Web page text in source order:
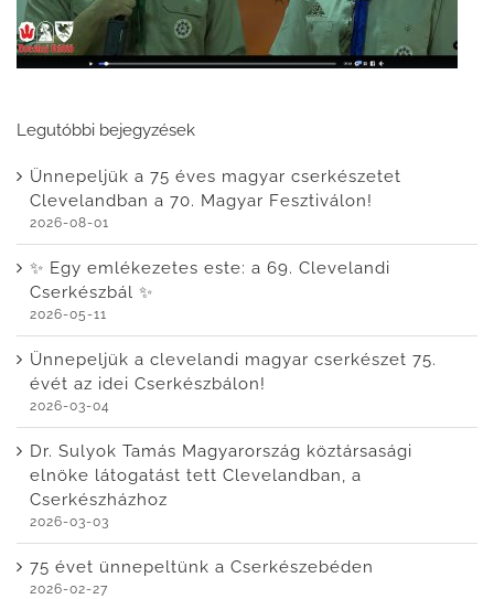
Legutóbbi bejegyzések
Ünnepeljük a 75 éves magyar cserkészetet
Clevelandban a 70. Magyar Fesztiválon!
2026-08-01
✨ Egy emlékezetes este: a 69. Clevelandi
Cserkészbál ✨
2026-05-11
Ünnepeljük a clevelandi magyar cserkészet 75.
évét az idei Cserkészbálon!
2026-03-04
Dr. Sulyok Tamás Magyarország köztársasági
elnöke látogatást tett Clevelandban, a
Cserkészházhoz
2026-03-03
75 évet ünnepeltünk a Cserkészebéden
2026-02-27